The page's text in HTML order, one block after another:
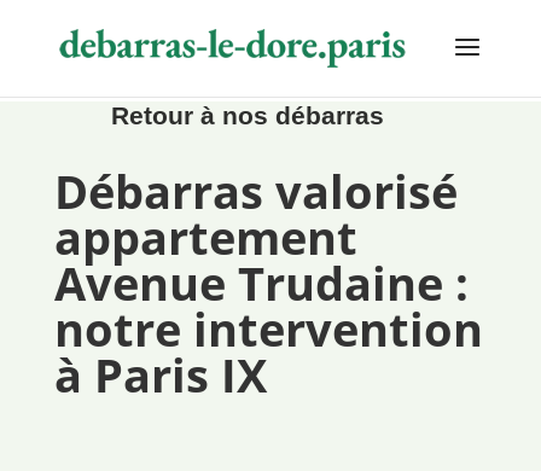
Retour à nos débarras
Débarras valorisé
appartement
Avenue Trudaine :
notre intervention
à Paris IX